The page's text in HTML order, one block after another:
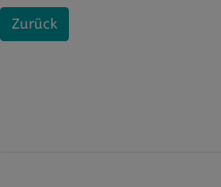
Zurück